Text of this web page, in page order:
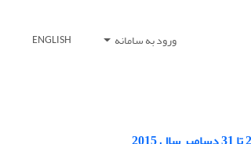
ورود به سامانه ENGLISH